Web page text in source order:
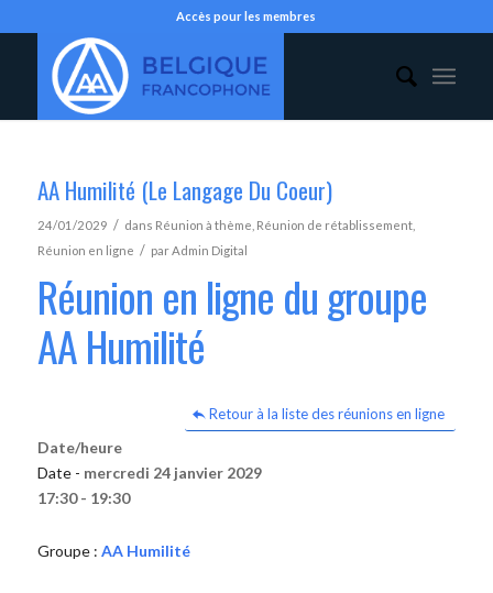
Accès pour les membres
AA Humilité (Le Langage Du Coeur)
24/01/2029 / dans Réunion à thème Réunion de rétablissement,
Réunion en ligne / parAdmin Digital
Réunion en ligne du groupe
AA Humilité
Retour à la liste des réunions en ligne
Date/heure
Date - mercredi 24 janvier 2029
17:30 - 19:30
Groupe : AA Humilité